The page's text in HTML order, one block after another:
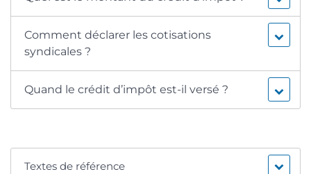
Comment déclarer les cotisations
syndicales ?
Quand le crédit d’impôt est-il versé ?
Textes de référence